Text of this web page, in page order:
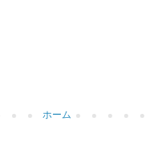
ホーム